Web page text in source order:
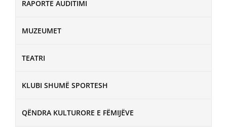
RAPORTE AUDITIMI
MUZEUMET
TEATRI
KLUBI SHUMË SPORTESH
QËNDRA KULTURORE E FËMIJËVE